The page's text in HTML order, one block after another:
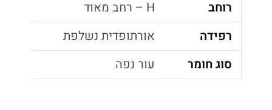
רוחב
H – רחב מאוד
רפידה
אורתופדית נשלפת
סוג חומר
עור נפה